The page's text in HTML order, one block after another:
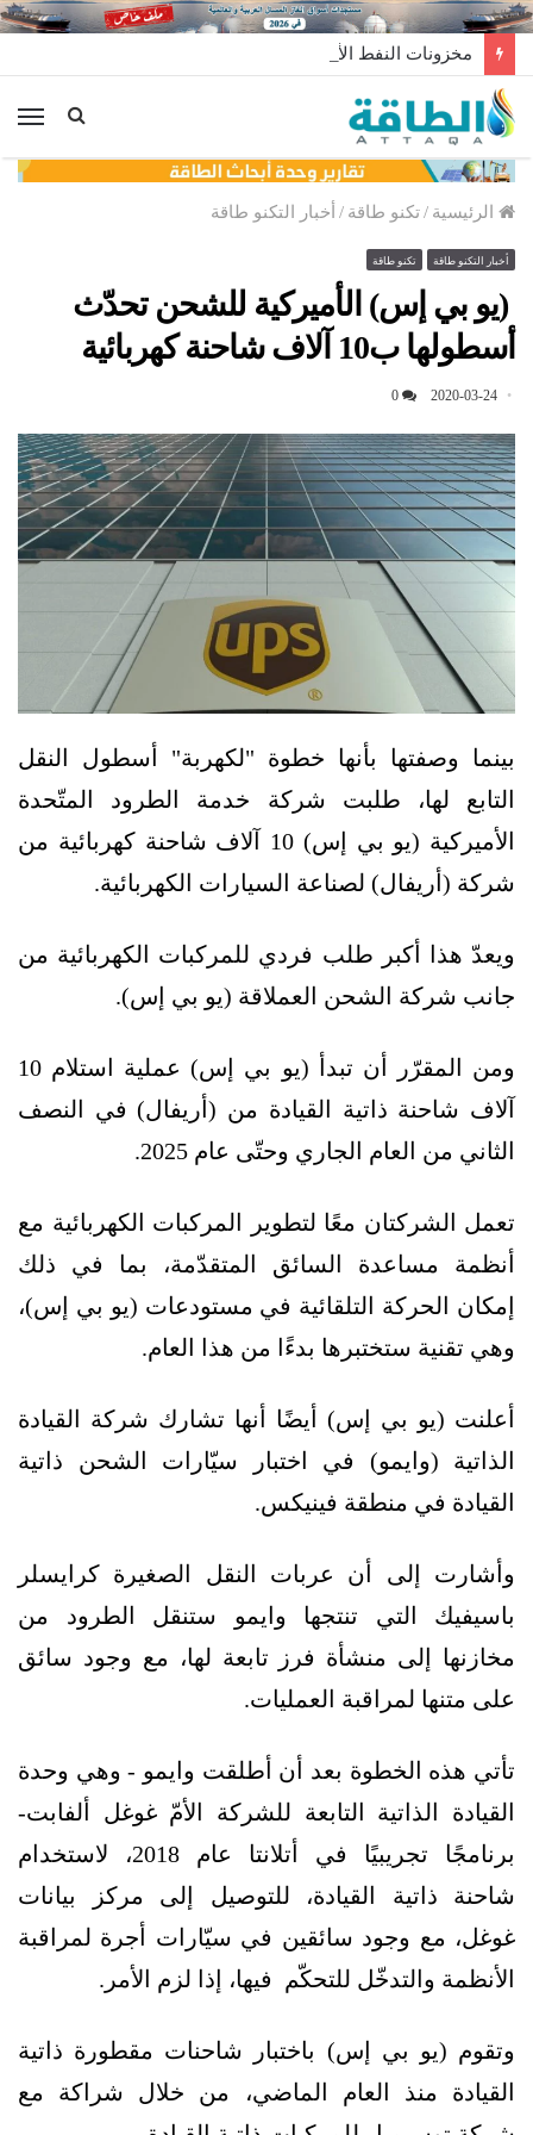
الرئيسية /تكنو طاقة / أخبار التكنو طاقة
أخبار التكنو طاقة تكنو طاقة
(يو بي إس) الأميركية للشحن تحدّث
أسطولها ب10 آلاف شاحنة كهربائية
2020-03-24
0
بينما وصفتها بأنها خطوة "لكهربة" أسطول النقل
التابع لها، طلبت شركة خدمة الطرود المتّحدة
الأميركية (يو بي إس) 10 آلاف شاحنة كهربائية من
شركة (أريفال) لصناعة السيارات الكهربائية.
ويعدّ هذا أكبر طلب فردي للمركبات الكهربائية من
جانب شركة الشحن العملاقة (يو بي إس).
ومن المقرّر أن تبدأ (يو بي إس) عملية استلام 10
آلاف شاحنة ذاتية القيادة من (أريفال) في النصف
الثاني من العام الجاري وحتّى عام 2025.
تعمل الشركتان معًا لتطوير المركبات الكهربائية مع
أنظمة مساعدة السائق المتقدّمة، بما في ذلك
إمكان الحركة التلقائية في مستودعات (يو بي إس)،
وهي تقنية ستختبرها بدءًا من هذا العام.
أعلنت (يو بي إس) أيضًا أنها تشارك شركة القيادة
الذاتية (وايمو) في اختبار سيّارات الشحن ذاتية
القيادة في منطقة فينيكس.
وأشارت إلى أن عربات النقل الصغيرة كرايسلر
باسيفيك التي تنتجها وايمو ستنقل الطرود من
مخازنها إلى منشأة فرز تابعة لها، مع وجود سائق
على متنها لمراقبة العمليات.
تأتي هذه الخطوة بعد أن أطلقت وايمو - وهي وحدة
القيادة الذاتية التابعة للشركة الأمّ غوغل ألفابت-
برنامجًا تجريبيًا في أتلانتا عام 2018، لاستخدام
شاحنة ذاتية القيادة، للتوصيل إلى مركز بيانات
غوغل، مع وجود سائقين في سيّارات أجرة لمراقبة
الأنظمة والتدخّل للتحكّم فيها، إذا لزم الأمر.
وتقوم (يو بي إس) باختبار شاحنات مقطورة ذاتية
القيادة منذ العام الماضي، من خلال شراكة مع